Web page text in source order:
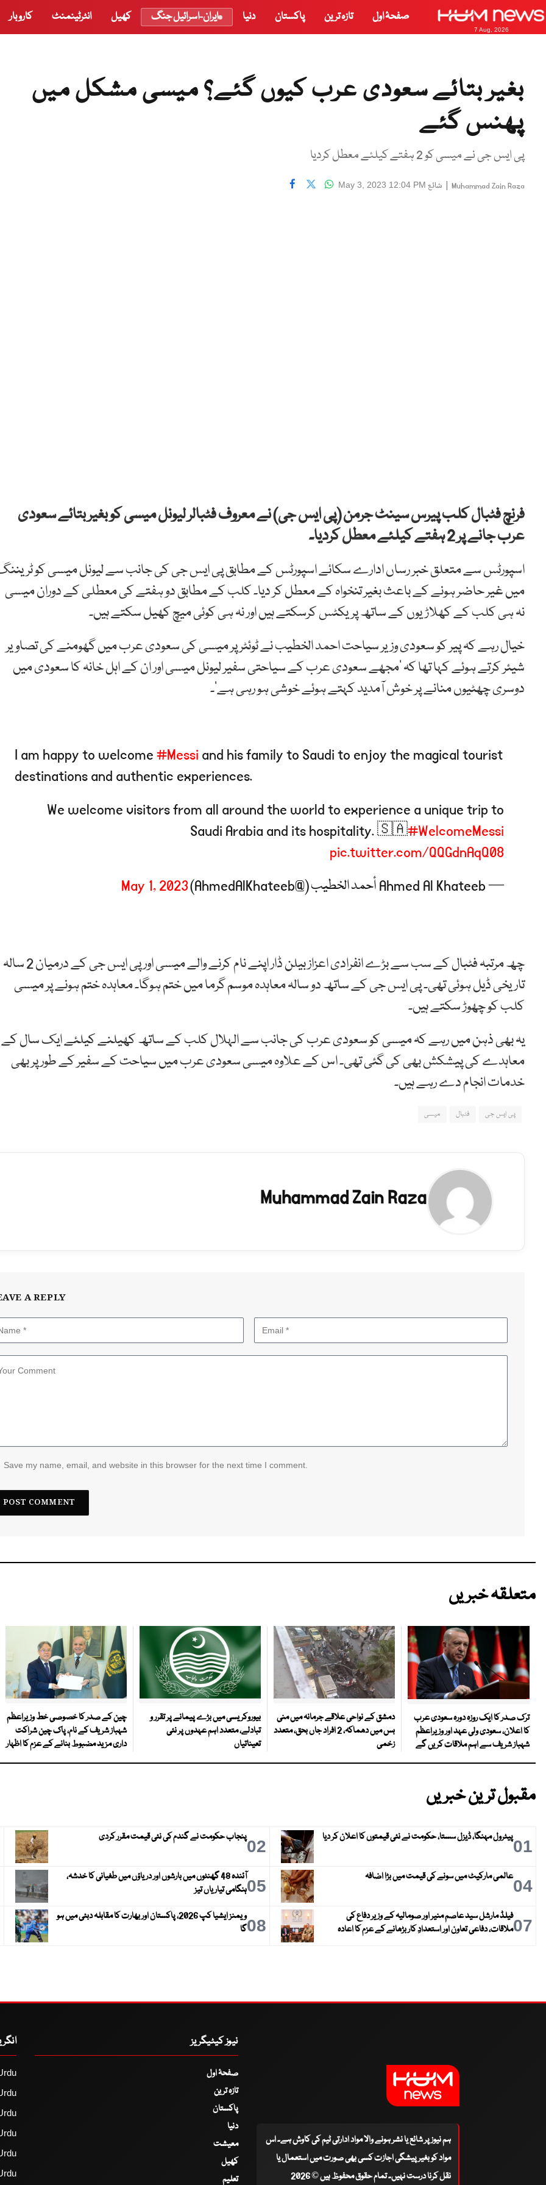
7 Aug, 2026
صفحۂ اول تازہ ترین پاکستان دنیا ایران-اسرائیل جنگ کھیل انٹرٹینمنٹ کاروبار
بغیر بتائے سعودی عرب کیوں گئے؟ میسی مشکل میں
پھنس گئے
پی ایس جی نے میسی کو 2 ہفتے کیلئے معطل کردیا
Muhammad Zain Raza
| شائع May 3, 2023 12:04 PM
فرنچ فٹبال کلب پیرس سینٹ جرمن (پی ایس جی) نے معروف فٹبالر لیونل میسی کو بغیر بتائے سعودی
عرب جانے پر 2 ہفتے کیلئے معطل کردیا۔
اسپورٹس سے متعلق خبر رساں ادارے سکائے اسپورٹس کے مطابق پی ایس جی کی جانب سے لیونل میسی کو
میں غیر حاضر ہونے کے باعث بغیر تنخواہ کے معطل کر دیا۔ کلب کے مطابق دو ہفتے کی معطلی کے دوران میسی
نہ ہی کلب کے کھلاڑیوں کے ساتھ پریکٹس کرسکتے ہیں اور نہ ہی کوئی میچ کھیل سکتے ہیں۔
خیال رہے کہ پیر کو سعودی وزیر سیاحت احمد الخطیب نے ٹوئٹر پر میسی کی سعودی عرب میں گھومنے کی تصاویر
شیئر کرتے ہوئے کہا تھا کہ ‘مجھے سعودی عرب کے سیاحتی سفیر لیونل میسی اور ان کے اہل خانہ کا سعودی میں
دوسری چھٹیوں منانے پر خوش آمدید کہتے ہوئے خوشی ہو رہی ہے’۔
I am happy to welcome#Messi and his family to Saudi to enjoy the magical tourist
destinations and authentic experiences.
We welcome visitors from all around the world to experience a unique trip to
Saudi Arabia and its hospitality. 🇸🇦#WelcomeMessi
pic.twitter.com/QQGdnAqQ08
— Ahmed Al Khateeb أحمد الخطيب (@AhmedAlKhateeb)
May 1, 2023
چھ مرتبہ فٹبال کے سب سے بڑے انفرادی اعزاز بیلن ڈار اپنے نام کرنے والے میسی اور پی ایس جی کے درمیان 2 سالہ
تاریخی ڈیل ہوئی تھی۔ پی ایس جی کے ساتھ دو سالہ معاہدہ موسم گرما میں ختم ہوگا۔ معاہدہ ختم ہونے پر میسی
کلب کو چھوڑ سکتے ہیں۔
یہ بھی ذہن میں رہے کہ میسی کو سعودی عرب کی جانب سے الہلال کلب کے ساتھ کھیلنے کیلئے ایک سال کے
معاہدے کی پیشکش بھی کی گئی تھی۔ اس کے علاوہ میسی سعودی عرب میں سیاحت کے سفیر کے طور پر بھی
خدمات انجام دے رہے ہیں۔
پی ایس جی فٹبال میسی
Muhammad Zain Raza
A REPLY
Save my name, email, and website in this browser for the next time I comment.
متعلقہ خبریں
ترک صدر کا ایک روزہ دورہ سعودی عرب
کا اعلان، سعودی ولی عہد اور وزیراعظم
شہباز شریف سے اہم ملاقات کریں گے
دمشق کے نواحی علاقے جرمانہ میں منی
بس میں دھماکہ، 2 افراد جاں بحق، متعدد
زخمی
بیوروکریسی میں بڑے پیمانے پر تقرر و
تبادلے، متعدد اہم عہدوں پر نئی
تعیناتیاں
چین کے صدر کا خصوصی خط وزیراعظم
شہباز شریف کے نام، پاک چین شراکت
داری مزید مضبوط بنانے کے عزم کا اظہار
مقبول ترین خبریں
01پیٹرول مہنگا، ڈیزل سستا، حکومت نے نئی قیمتوں کا اعلان کر دیا 02پنجاب حکومت نے گندم کی نئی قیمت مقرر کردی
04عالمی مارکیٹ میں سونے کی قیمت میں بڑا اضافہ 05
آئندہ 48 گھنٹوں میں بارشوں اور دریاؤں میں طغیانی کا خدشہ،
ہنگامی تیاریاں تیز
07فیلڈ مارشل سید عاصم منیر اور صومالیہ کے وزیر دفاع کی
ملاقات، دفاعی تعاون اور استعدادِ کار بڑھانے کے عزم کا اعادہ
08
ویمنز ایشیا کپ 2026، پاکستان اور بھارت کا مقابلہ دبئی میں ہو
گا
ہم نیوز پر شائع یا نشر ہونے والا مواد ادارتی ٹیم کی کاوش ہے۔ اس
مواد کو بغیر پیشگی اجازت کسی بھی صورت میں استعمال یا
نقل کرنا درست نہیں۔ تمام حقوق محفوظ ہیں © 2026
نیوز کیٹیگریز
صفحۂ اول
تازہ ترین
پاکستان
دنیا
معیشت
کھیل
تعلیم